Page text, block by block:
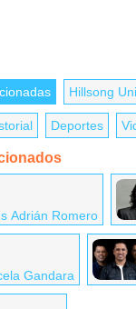
Hillsong
Deportes
Adrián Romero
Gandara